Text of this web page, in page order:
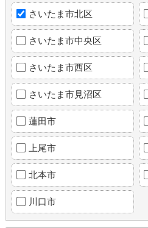
さいたま市北区
さいたま市中央区
さいたま市西区
さいたま市見沼区
蓮田市
上尾市
北本市
川口市